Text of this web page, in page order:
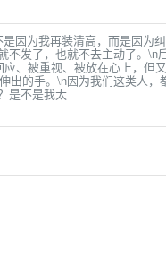
因为我再装清高，而是因为
发了，也就不去主动了。\n
、被重视、被放在心上，但
出的手。\n因为我们这类人，
是不是我太